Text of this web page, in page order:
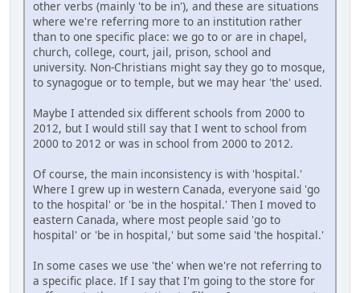
other verbs (mainly 'to be in'), and these are situations
where we're referring more to an institution rather
than to one specific place: we go to or are in chapel,
church, college, court, jail, prison, school and
university. Non-Christians might say they go to mosque,
to synagogue or to temple, but we may hear 'the' used.
Maybe I attended six different schools from 2000 to
2012, but I would still say that I went to school from
2000 to 2012 or was in school from 2000 to 2012.
Of course, the main inconsistency is with 'hospital.'
Where I grew up in western Canada, everyone said 'go
to the hospital' or 'be in the hospital.' Then I moved to
eastern Canada, where most people said 'go to
hospital' or 'be in hospital,' but some said 'the hospital.'
In some cases we use 'the' when we're not referring to
a specific place. If I say that I'm going to the store for